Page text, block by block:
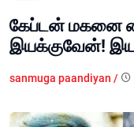
கேப்டன் மகனை
இயக்குவேன்!
sanmuga paandiyan /